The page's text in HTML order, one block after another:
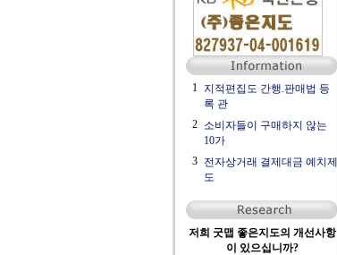
1 지적편집도 간행.판매법 등
록 관
2 소비자들이 구매하지 않는
10가
3 전자상거래 결제대금 예치제
도
저희 굿맵 좋은지도의 개선사항
이 있으십니까?